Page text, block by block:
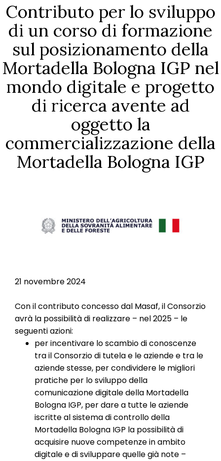
Contributo per lo sviluppo
di un corso di formazione
sul posizionamento della
Mortadella Bologna IGP nel
mondo digitale e progetto
di ricerca avente ad
oggetto la
commercializzazione della
Mortadella Bologna IGP
21 novembre 2024
Con il contributo concesso dal Masaf, il Consorzio
avrà la possibilità di realizzare – nel 2025 – le
seguenti azioni:
per incentivare lo scambio di conoscenze
tra il Consorzio di tutela e le aziende e tra le
aziende stesse, per condividere le migliori
pratiche per lo sviluppo della
comunicazione digitale della Mortadella
Bologna IGP, per dare a tutte le aziende
iscritte al sistema di controllo della
Mortadella Bologna IGP la possibilità di
acquisire nuove competenze in ambito
digitale e di sviluppare quelle già note –